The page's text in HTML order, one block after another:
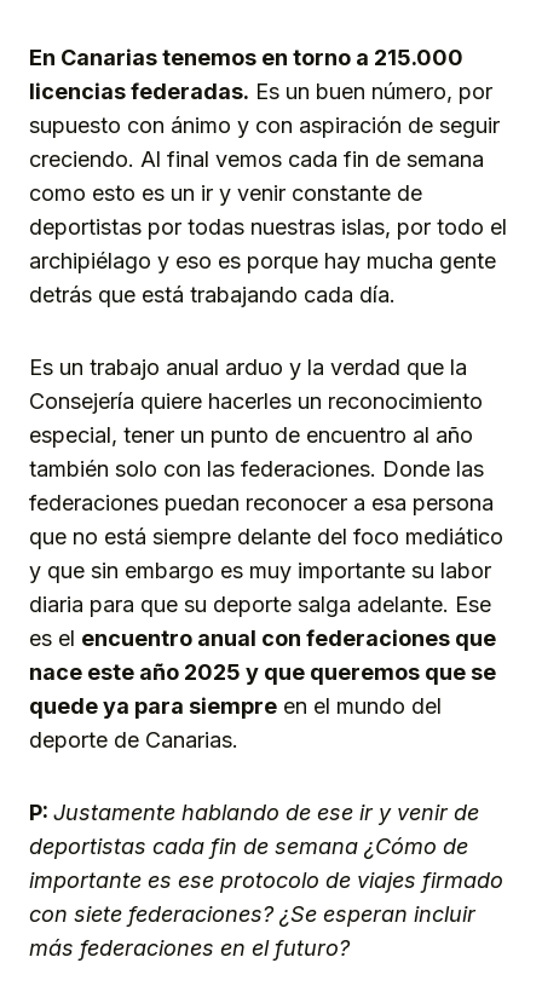
En Canarias tenemos en torno a 215.000
licencias federadas. Es un buen número, por
supuesto con ánimo y con aspiración de seguir
creciendo. Al final vemos cada fin de semana
como esto es un ir y venir constante de
deportistas por todas nuestras islas, por todo el
archipiélago y eso es porque hay mucha gente
detrás que está trabajando cada día.
Es un trabajo anual arduo y la verdad que la
Consejería quiere hacerles un reconocimiento
especial, tener un punto de encuentro al año
también solo con las federaciones. Donde las
federaciones puedan reconocer a esa persona
que no está siempre delante del foco mediático
y que sin embargo es muy importante su labor
diaria para que su deporte salga adelante. Ese
es el encuentro anual con federaciones que
nace este año 2025 y que queremos que se
quede ya para siempre en el mundo del
deporte de Canarias.
P: Justamente hablando de ese ir y venir de
deportistas cada fin de semana ¿Cómo de
importante es ese protocolo de viajes firmado
con siete federaciones? ¿Se esperan incluir
más federaciones en el futuro?